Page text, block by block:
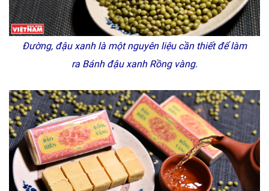
Đường, đậu xanh là một nguyên liệu cần thiết để làm
ra Bánh đậu xanh Rồng vàng.